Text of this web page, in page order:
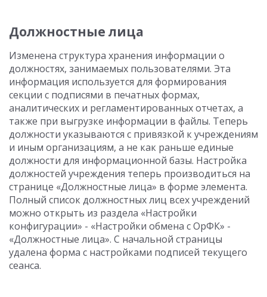
Должностные лица
Изменена структура хранения информации о
должностях, занимаемых пользователями. Эта
информация используется для формирования
секции с подписями в печатных формах,
аналитических и регламентированных отчетах, а
также при выгрузке информации в файлы. Теперь
должности указываются с привязкой к учреждениям
и иным организациям, а не как раньше единые
должности для информационной базы. Настройка
должностей учреждения теперь производиться на
странице «Должностные лица» в форме элемента.
Полный список должностных лиц всех учреждений
можно открыть из раздела «Настройки
конфигурации» - «Настройки обмена с ОрФК» -
«Должностные лица». С начальной страницы
удалена форма с настройками подписей текущего
сеанса.